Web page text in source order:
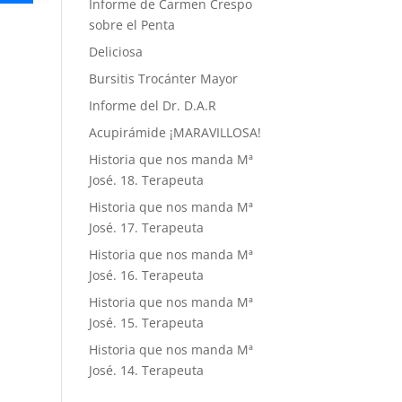
Informe de Carmen Crespo
sobre el Penta
Deliciosa
Bursitis Trocánter Mayor
Informe del Dr. D.A.R
Acupirámide ¡MARAVILLOSA!
Historia que nos manda Mª
José. 18. Terapeuta
Historia que nos manda Mª
José. 17. Terapeuta
Historia que nos manda Mª
José. 16. Terapeuta
Historia que nos manda Mª
José. 15. Terapeuta
Historia que nos manda Mª
José. 14. Terapeuta